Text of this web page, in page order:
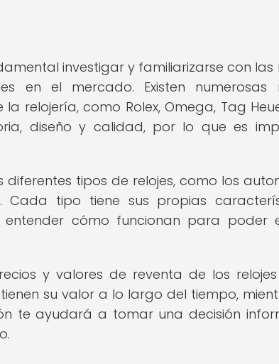
investigar y familiarizarse con
en el mercado. Existen numerosas
relojería, como Rolex, Omega, Tag
diseño y calidad, por lo que es
tipos de relojes, como los
tipo tiene sus propias
cómo funcionan para poder
y valores de reventa de los
su valor a lo largo del tiempo,
te ayudará a tomar una decisión